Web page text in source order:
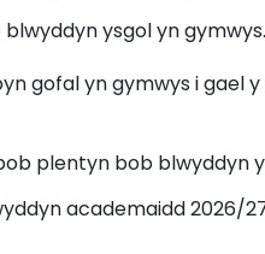
ysgol yn gymwys.
gofal yn gymwys i gael
plentyn bob blwyddyn
academaidd 2026/